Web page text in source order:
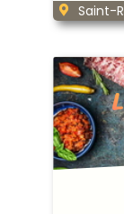
Saint-